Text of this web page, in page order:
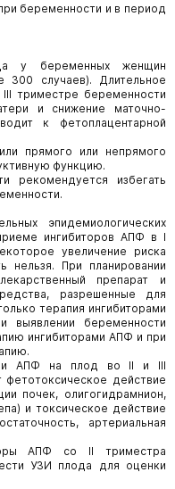
беременности и в период
у беременных женщин
300 случаев). Длительное
триместре беременности
и снижение маточно-
к фетоплацентарной
прямого или непрямого
функцию.
рекомендуется избегать
эпидемиологических
ингибиторов АПФ в I
увеличение риска
нельзя. При планировании
препарат и
разрешенные для
терапия ингибиторами
выявлении беременности
ингибиторами АПФ и при
АПФ на плод во II и III
действие
почек, олигогидрамнион,
и токсическое действие
артериальная
АПФ со II триместра
УЗИ плода для оценки